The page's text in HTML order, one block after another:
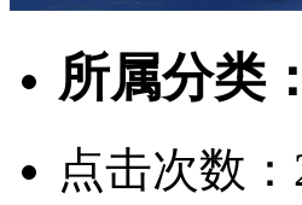
所属分类：
点击次数：